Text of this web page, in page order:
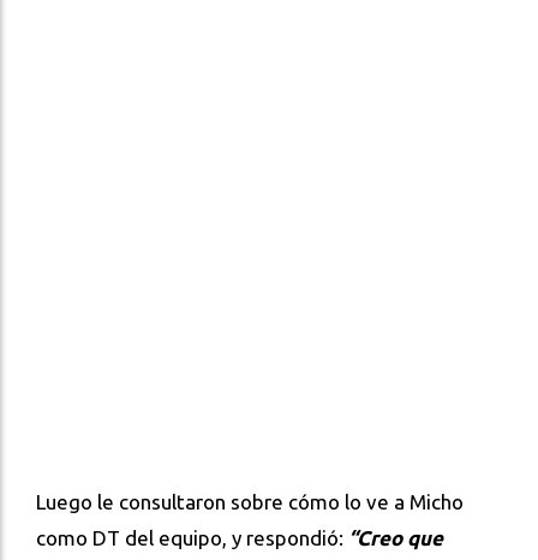
Luego le consultaron sobre cómo lo ve a Micho
como DT del equipo, y respondió: “Creo que